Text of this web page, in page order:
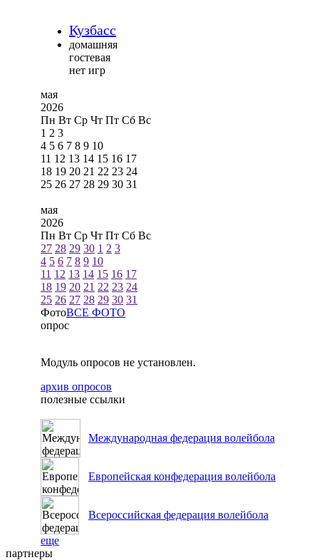
Кузбасс
домашняя
гостевая
нет игр
мая
2026
Пн Вт Ср Чт Пт Сб Вс
1 2 3
4 5 6 7 8 9 10
11 12 13 14 15 16 17
18 19 20 21 22 23 24
25 26 27 28 29 30 31
мая
2026
Пн Вт Ср Чт Пт Сб Вс
27 28 29 30 1 2 3
4 5 6 7 8 9 10
11 12 13 14 15 16 17
18 19 20 21 22 23 24
25 26 27 28 29 30 31
ФотоВСЕ ФОТО
опрос
Модуль опросов не установлен.
архив опросов
полезные ссылки
Международная федерация волейбола
Европейская конфедерация волейбола
Всероссийская федерация волейбола
еще
партнеры